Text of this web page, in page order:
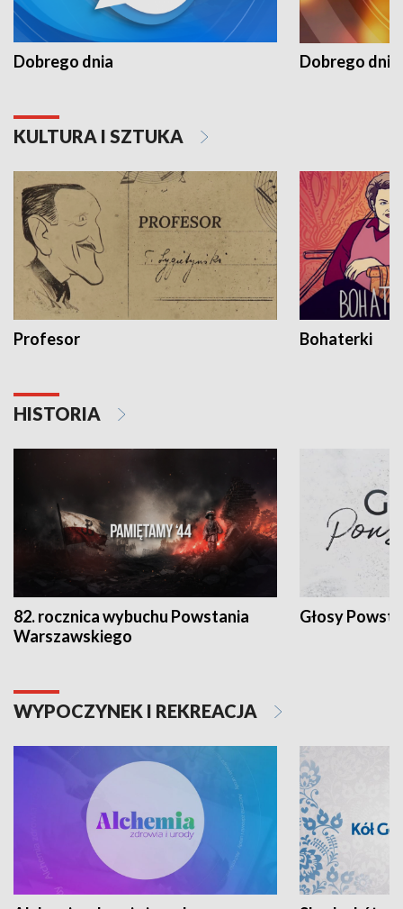
Dobrego dnia Dobrego dnia
KULTURA I SZTUKA
Profesor Bohaterki
HISTORIA
82. rocznica wybuchu Powstania
Warszawskiego
Głosy
WYPOCZYNEK I REKREACJA